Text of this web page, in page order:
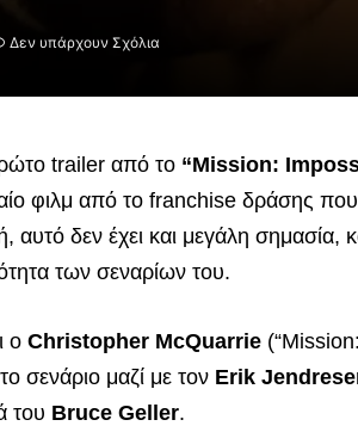
Δεν υπάρχουν Σχόλια
trailer από το “Mission:
φιλμ από το franchise δράσης
αυτό δεν έχει και μεγάλη σημασία,
των σεναρίων του.
ο Christopher McQuarrie
σενάριο μαζί με τον Erik
του Bruce Geller.